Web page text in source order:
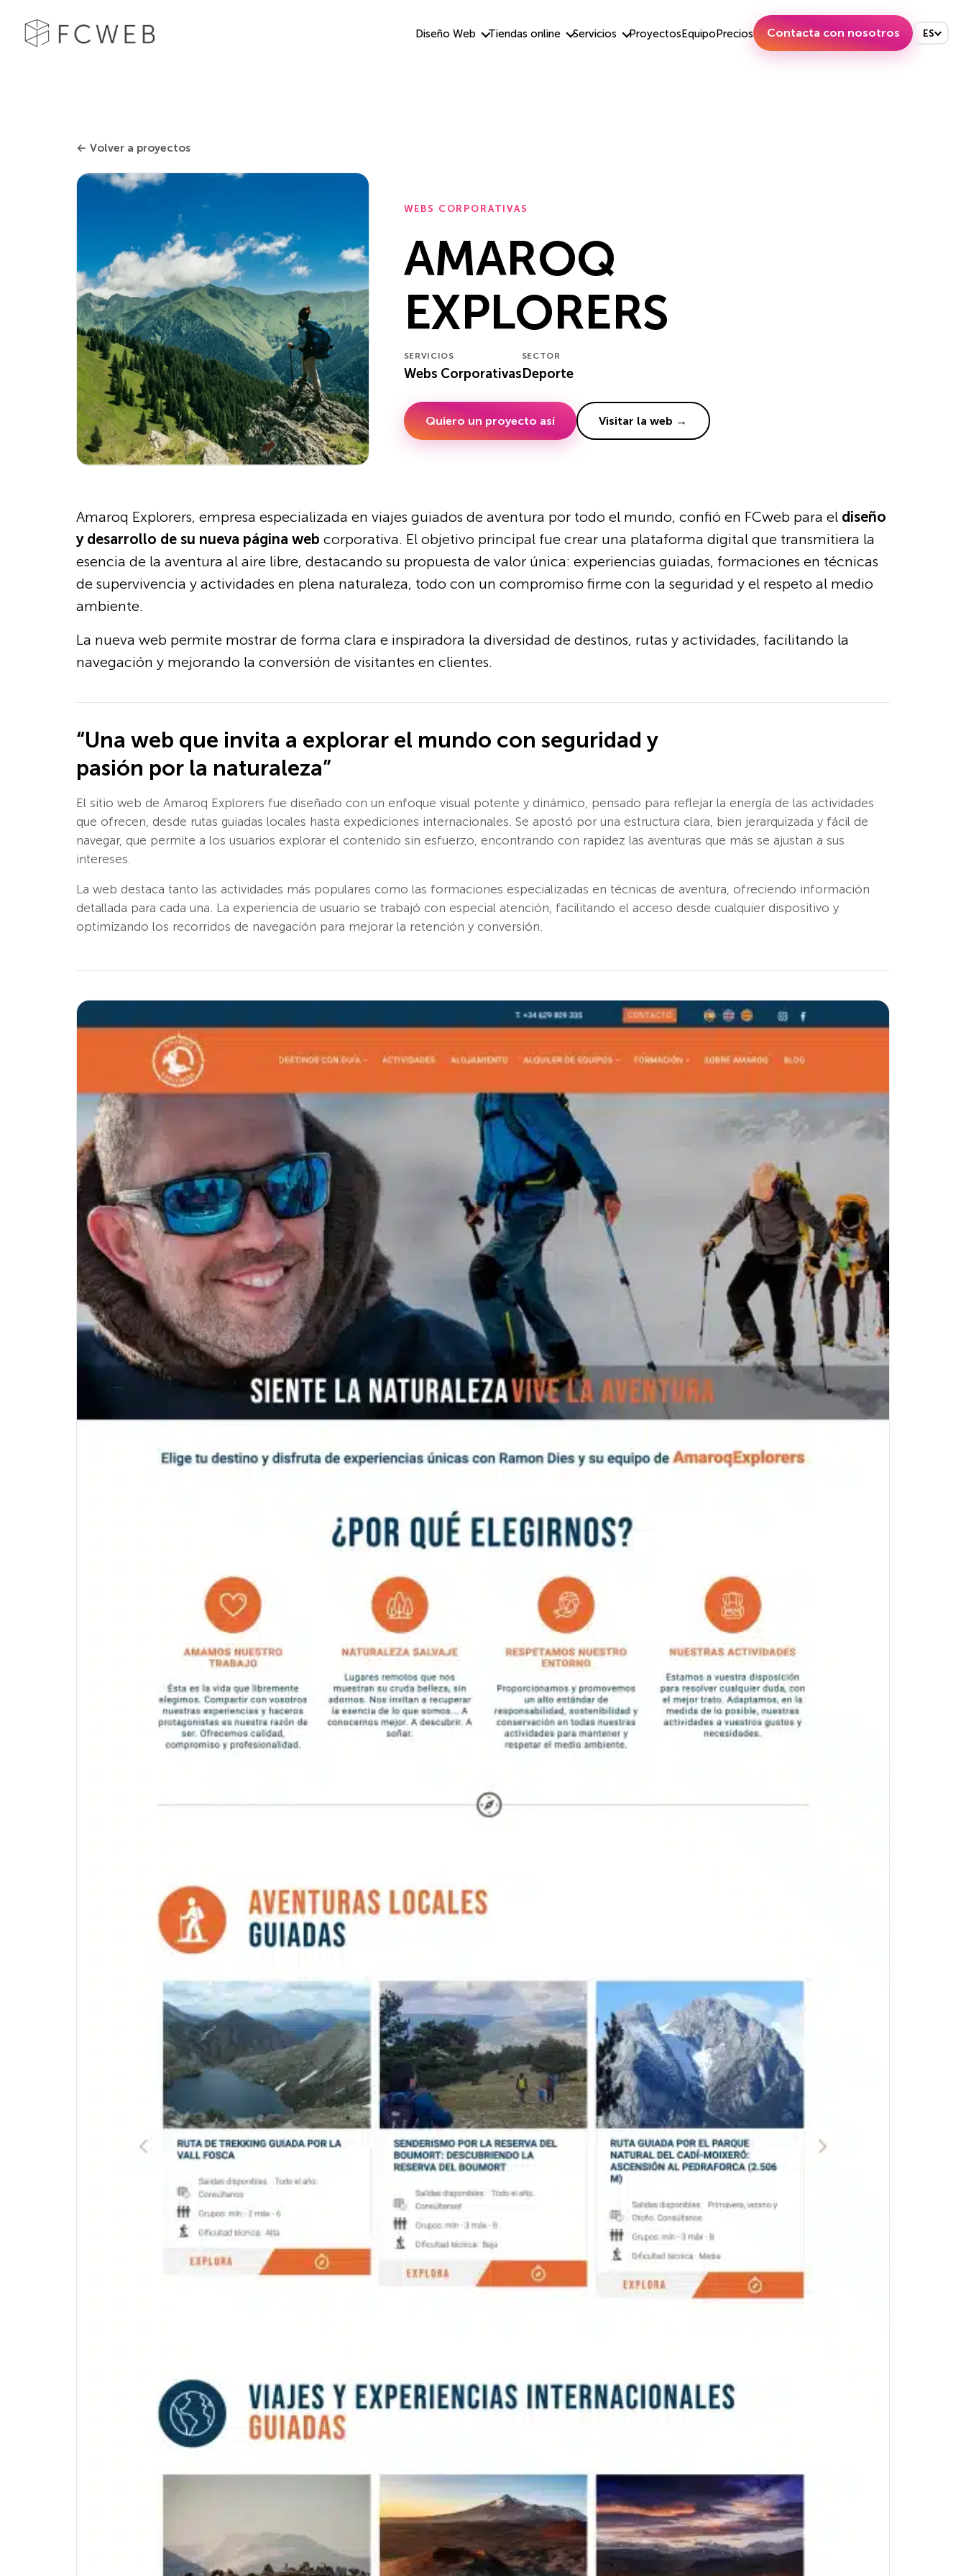
Diseño Web Tiendas online Servicios ProyectosEquipoPrecios Contacta con nosotros ES
← Volver a proyectos
WEBS CORPORATIVAS
AMAROQ
EXPLORERS
SERVICIOS
Webs Corporativas
SECTOR
Deporte
Quiero un proyecto así Visitar la web →
Amaroq Explorers, empresa especializada en viajes guiados de aventura por todo el mundo, confió en FCweb para el diseño
y desarrollo de su nueva página web corporativa. El objetivo principal fue crear una plataforma digital que transmitiera la
esencia de la aventura al aire libre, destacando su propuesta de valor única: experiencias guiadas, formaciones en técnicas
de supervivencia y actividades en plena naturaleza, todo con un compromiso firme con la seguridad y el respeto al medio
ambiente.
La nueva web permite mostrar de forma clara e inspiradora la diversidad de destinos, rutas y actividades, facilitando la
navegación y mejorando la conversión de visitantes en clientes.
“Una web que invita a explorar el mundo con seguridad y
pasión por la naturaleza”
El sitio web de Amaroq Explorers fue diseñado con un enfoque visual potente y dinámico, pensado para reflejar la energía de las actividades
que ofrecen, desde rutas guiadas locales hasta expediciones internacionales. Se apostó por una estructura clara, bien jerarquizada y fácil de
navegar, que permite a los usuarios explorar el contenido sin esfuerzo, encontrando con rapidez las aventuras que más se ajustan a sus
intereses.
La web destaca tanto las actividades más populares como las formaciones especializadas en técnicas de aventura, ofreciendo información
detallada para cada una. La experiencia de usuario se trabajó con especial atención, facilitando el acceso desde cualquier dispositivo y
optimizando los recorridos de navegación para mejorar la retención y conversión.